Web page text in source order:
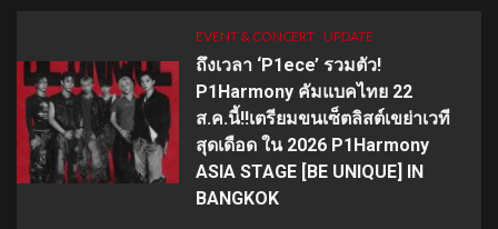
EVENT & CONCERT UPDATE
ถึงเวลา ‘P1ece’ รวมตัว!
P1Harmony คัมแบคไทย 22
ส.ค.นี้!!เตรียมขนเซ็ตลิสต์เขย่าเวที
สุดเดือด ใน 2026 P1Harmony
ASIA STAGE [BE UNIQUE] IN
BANGKOK